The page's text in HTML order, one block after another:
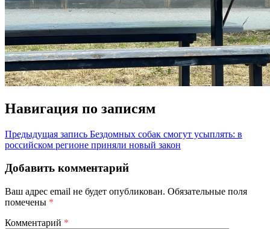
Навигация по записям
Предыдущая запись Бездомных собак смогут усыплять: в
российском регионе приняли новый закон
Добавить комментарий
Ваш адрес email не будет опубликован. Обязательные поля
помечены *
Комментарий *